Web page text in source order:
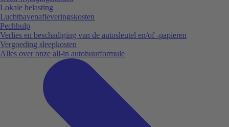
Lokale belasting
Luchthavenafleveringskosten
Pechhulp
Verlies en beschadiging van de autosleutel en/of -papieren
Vergoeding sleepkosten
Alles over onze all-in autohuurformule